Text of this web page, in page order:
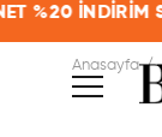
•
Anasayfa